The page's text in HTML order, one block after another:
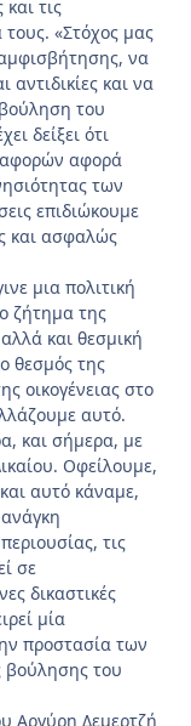
τις
«Στόχος μας
αμφισβήτησης, να
αντιδικίες και να
του
δείξει ότι
αφορά
των
επιδιώκουμε
και ασφαλώς
μια πολιτική
ζήτημα της
και θεσμική
θεσμός της
οικογένειας στο
αυτό.
και σήμερα, με
Οφείλουμε,
αυτό κάναμε,
τις
σε
δικαστικές
μία
προστασία των
βούλησης του
Αργύρη Δεμερτζή